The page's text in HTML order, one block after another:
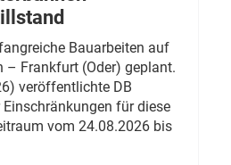
Bauarbeiten auf
– Frankfurt (Oder) geplant.
veröffentlichte DB
Einschränkungen für diese
vom 24.08.2026 bis